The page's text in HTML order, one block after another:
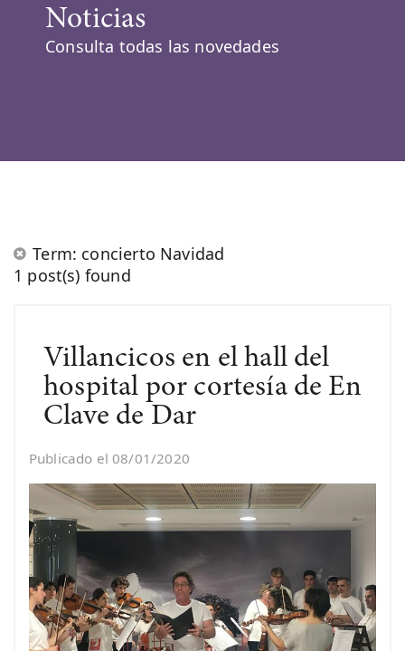
Noticias
Consulta todas las novedades
Term: concierto Navidad
1 post(s) found
Villancicos en el hall del
hospital por cortesía de En
Clave de Dar
Publicado el 08/01/2020